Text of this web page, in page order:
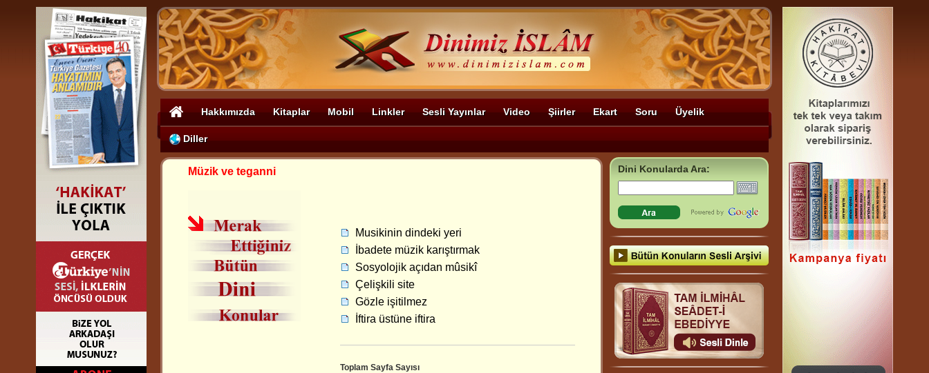
Hakkımızda Kitaplar Mobil Linkler Sesli Yayınlar Video Şiirler Ekart Soru Üyelik
Diller
Müzik ve teganni
Musikinin dindeki yeri
İbadete müzik karıştırmak
Sosyolojik açıdan mûsikî
Çelişkili site
Gözle işitilmez
İftira üstüne iftira
Toplam Sayfa Sayısı
Dini Konularda Ara: